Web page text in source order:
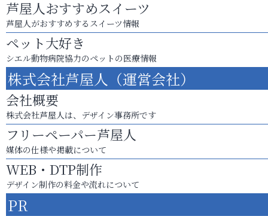
芦屋人おすすめスイーツ
芦屋人がおすすめするスイーツ情報
ペット大好き
シエル動物病院協力のペットの医療情報
株式会社芦屋人（運営会社）
会社概要
株式会社芦屋人は、デザイン事務所です
フリーペーパー芦屋人
媒体の仕様や掲載について
WEB・DTP制作
デザイン制作の料金や流れについて
PR